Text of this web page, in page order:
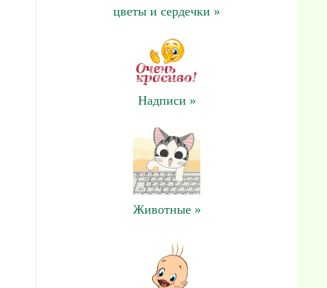
цветы и сердечки »
Надписи »
Животные »